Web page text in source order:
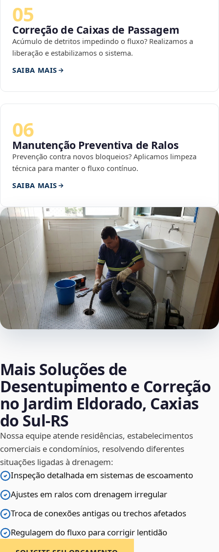
05
Correção de Caixas de Passagem
Acúmulo de detritos impedindo o fluxo? Realizamos a
liberação e estabilizamos o sistema.
SAIBA MAIS
06
Manutenção Preventiva de Ralos
Prevenção contra novos bloqueios? Aplicamos limpeza
técnica para manter o fluxo contínuo.
SAIBA MAIS
Mais Soluções de
Desentupimento e Correção
no Jardim Eldorado, Caxias
do Sul‑RS
Nossa equipe atende residências, estabelecimentos
comerciais e condomínios, resolvendo diferentes
situações ligadas à drenagem:
Inspeção detalhada em sistemas de escoamento
Ajustes em ralos com drenagem irregular
Troca de conexões antigas ou trechos afetados
Regulagem do fluxo para corrigir lentidão